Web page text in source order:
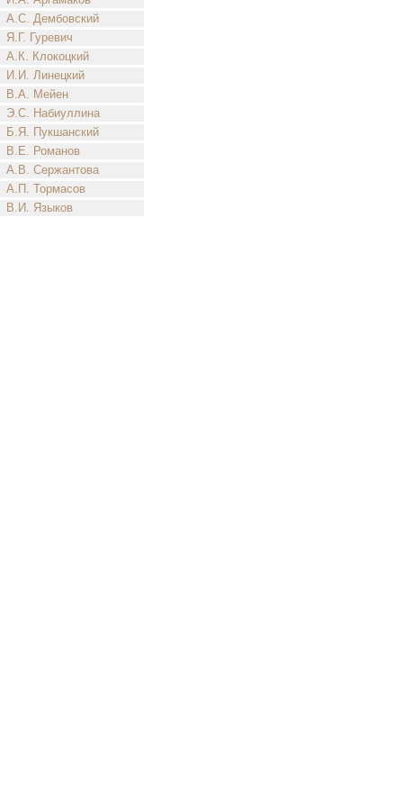
А.С. Дембовский
Я.Г. Гуревич
А.К. Клокоцкий
И.И. Линецкий
В.А. Мейен
Э.С. Набиуллина
Б.Я. Пукшанский
В.Е. Романов
А.В. Сержантова
А.П. Тормасов
В.И. Языков